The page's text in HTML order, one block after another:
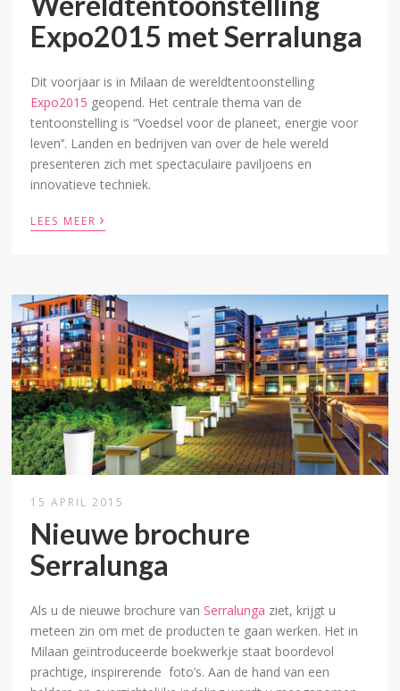
Expo2015 met Serralunga
Dit voorjaar is in Milaan de wereldtentoonstelling
Expo2015 geopend. Het centrale thema van de
tentoonstelling is “Voedsel voor de planeet, energie voor
leven’’. Landen en bedrijven van over de hele wereld
presenteren zich met spectaculaire paviljoens en
innovatieve techniek.
LEES MEER ›
15 APRIL 2015
Nieuwe brochure
Serralunga
Als u de nieuwe brochure vanSerralunga ziet, krijgt u
meteen zin om met de producten te gaan werken. Het in
Milaan geïntroduceerde boekwerkje staat boordevol
prachtige, inspirerende foto’s. Aan de hand van een